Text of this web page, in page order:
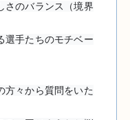
さのバランス（境界
選手たちのモチベー
方々から質問をいた